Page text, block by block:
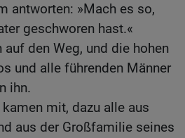
antworten: »Mach es so,
geschworen hast.«
den Weg, und die hohen
und alle führenden Männer
ihn.
mit, dazu alle aus
aus der Großfamilie seines